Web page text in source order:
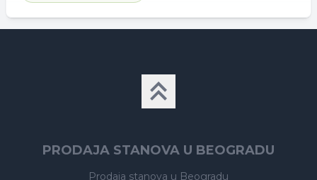
PRODAJA STANOVA U BEOGRADU
Prodaja stanova u Beogradu